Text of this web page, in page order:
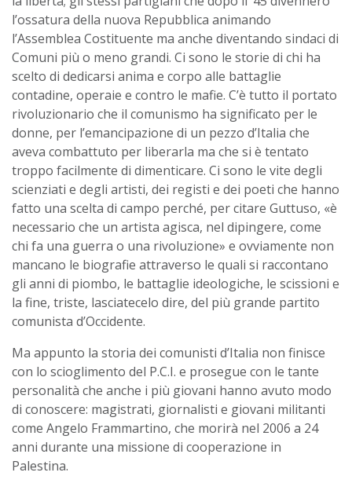
l’ossatura della nuova Repubblica animando
l’Assemblea Costituente ma anche diventando sindaci di
Comuni più o meno grandi. Ci sono le storie di chi ha
scelto di dedicarsi anima e corpo alle battaglie
contadine, operaie e contro le mafie. C’è tutto il portato
rivoluzionario che il comunismo ha significato per le
donne, per l’emancipazione di un pezzo d’Italia che
aveva combattuto per liberarla ma che si è tentato
troppo facilmente di dimenticare. Ci sono le vite degli
scienziati e degli artisti, dei registi e dei poeti che hanno
fatto una scelta di campo perché, per citare Guttuso, «è
necessario che un artista agisca, nel dipingere, come
chi fa una guerra o una rivoluzione» e ovviamente non
mancano le biografie attraverso le quali si raccontano
gli anni di piombo, le battaglie ideologiche, le scissioni e
la fine, triste, lasciatecelo dire, del più grande partito
comunista d’Occidente.
Ma appunto la storia dei comunisti d’Italia non finisce
con lo scioglimento del P.C.I. e prosegue con le tante
personalità che anche i più giovani hanno avuto modo
di conoscere: magistrati, giornalisti e giovani militanti
come Angelo Frammartino, che morirà nel 2006 a 24
anni durante una missione di cooperazione in
Palestina.